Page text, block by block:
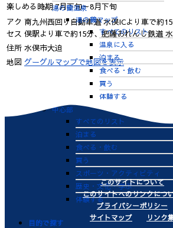
湯の鶴温泉
湯の鶴マップ
すべてのリスト
温泉に入る
泊まる
食べる・飲む
買う
体験する
中心部
すべてのリスト
泊まる
食べる・飲む
買う
スポーツ・アクティビティ
歴史・文化・学ぶ
体験する
目的で探す
楽しめる時期 7月下旬～8月下旬
アク
セス
南九州西回り自動車道 水俣ICより車で約
俣駅より車で約15分、肥薩おれんじ鉄道
住所 水俣市大迫
地図 グーグルマップで地図を表示
このサイトについて
このサイトへのリンクにつ
プライバシーポリシー
サイトマップ
リンク